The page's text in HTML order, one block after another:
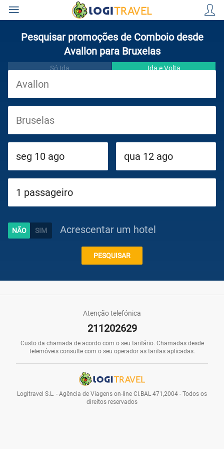
Cruzeiros
Circuitos
Caraíbas
Pesquisar promoções de Comboio desde
Avallon para Bruxelas
Só Ida Ida e Volta
Acrescentar um hotel
PESQUISAR
Atenção telefónica
211202629
Custo da chamada de acordo com o seu tarifário. Chamadas desde
telemóveis consulte com o seu operador as tarifas aplicadas.
Logitravel S.L. - Agência de Viagens on-line CI.BAL 471,2004 - Todos os
direitos reservados